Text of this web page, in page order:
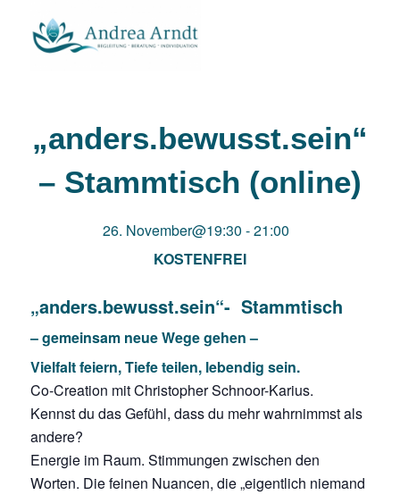
„anders.bewusst.sein“
– Stammtisch (online)
26. November@19:30 -21:00
KOSTENFREI
„anders.bewusst.sein“- Stammtisch
– gemeinsam neue Wege gehen –
Vielfalt feiern, Tiefe teilen, lebendig sein.
Co-Creation mit Christopher Schnoor-Karius.
Kennst du das Gefühl, dass du mehr wahrnimmst als
andere?
Energie im Raum. Stimmungen zwischen den
Worten. Die feinen Nuancen, die „eigentlich niemand